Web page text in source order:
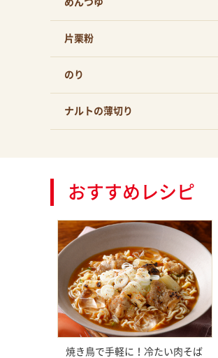
めんつゆ
片栗粉
のり
ナルトの薄切り
おすすめレシピ
焼き鳥で手軽に！冷たい肉そば